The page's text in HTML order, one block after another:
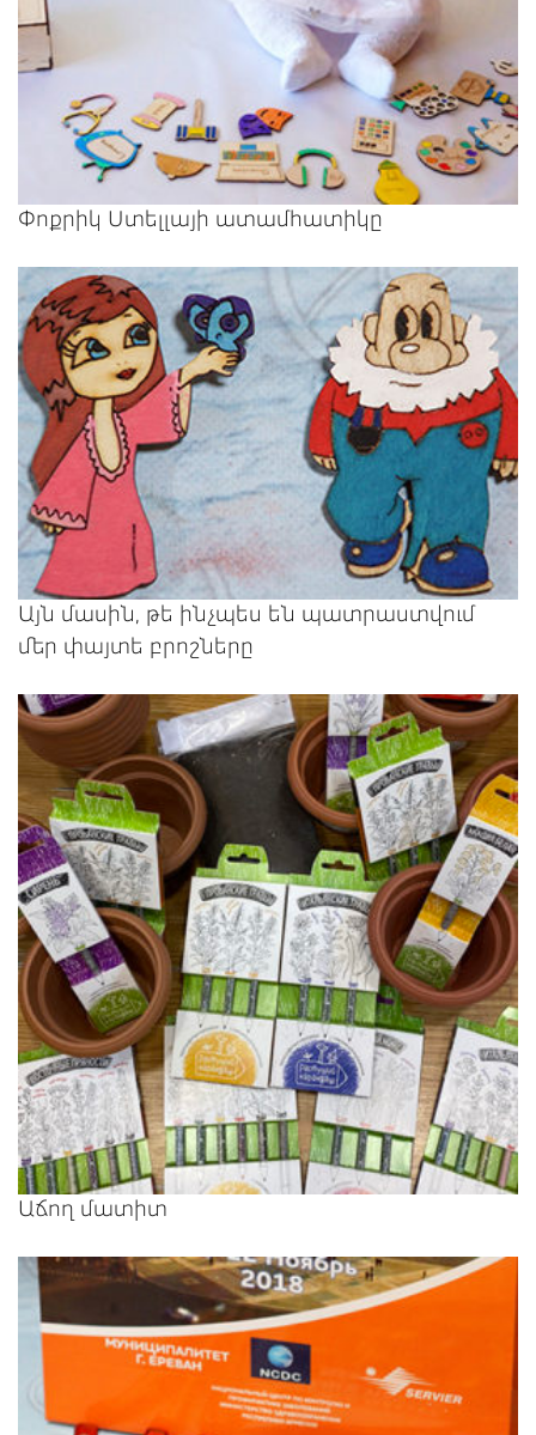
Փոքրիկ Ստելլայի ատամհատիկը
Այն մասին, թե ինչպես են պատրաստվում
մեր փայտե բրոշները
Աճող մատիտ